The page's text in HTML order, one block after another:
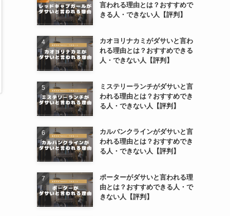
言われる理由とは？おすすめで
きる人・できない人【評判】
カオヨリナカミがダサいと言わ
れる理由とは？おすすめできる
人・できない人【評判】
ミステリーランチがダサいと言
われる理由とは？おすすめでき
る人・できない人【評判】
カルバンクラインがダサいと言
われる理由とは？おすすめでき
る人・できない人【評判】
ポーターがダサいと言われる理
由とは？おすすめできる人・で
きない人【評判】